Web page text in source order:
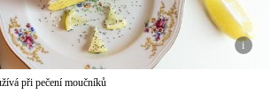
i
při pečení moučníků